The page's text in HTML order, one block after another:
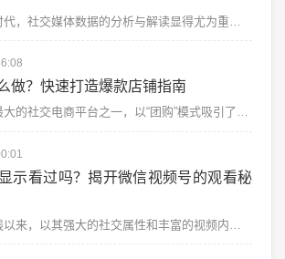
在如今的信息化时代，社交媒体数据的分析与解读显得尤为重要，尤其是对于微博这样的热门社交平台。对于许多...
做？快速打造爆款店铺指南
拼多多作为中国最大的社交电商平台之一，以“团购”模式吸引了大批用户。对于卖家来说，拼多多不仅是一个销...
示看过吗？揭开微信视频号的观看秘